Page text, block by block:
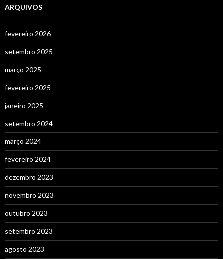
ARQUIVOS
fevereiro 2026
setembro 2025
março 2025
fevereiro 2025
janeiro 2025
setembro 2024
março 2024
fevereiro 2024
dezembro 2023
novembro 2023
outubro 2023
setembro 2023
agosto 2023